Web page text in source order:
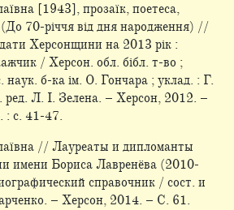
[1943], прозаїк, поетеса,
(До 70-річчя від дня народження) //
Херсонщини на 2013 рік :
/ Херсон. обл. бібл. т-во ;
наук. б-ка ім. О. Гончара ; уклад. : Г.
ред. Л. І. Зелена. – Херсон, 2012. –
: с. 41-47.
// Лауреаты и дипломанты
имени Бориса Лавренёва (2010-
справочник / сост. и
– Херсон, 2014. – С. 61.